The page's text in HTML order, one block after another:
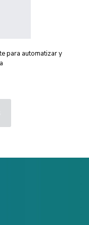
para automatizar y